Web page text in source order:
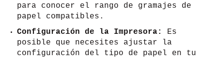
para conocer el rango de gramajes de
papel compatibles.
Configuración de la Impresora:
Es
posible que necesites ajustar la
configuración del tipo de papel en tu